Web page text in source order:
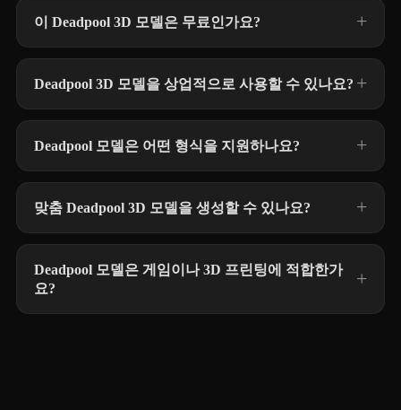
이 Deadpool 3D 모델은 무료인가요?
Deadpool 3D 모델을 상업적으로 사용할 수 있나요?
Deadpool 모델은 어떤 형식을 지원하나요?
맞춤 Deadpool 3D 모델을 생성할 수 있나요?
Deadpool 모델은 게임이나 3D 프린팅에 적합한가
요?